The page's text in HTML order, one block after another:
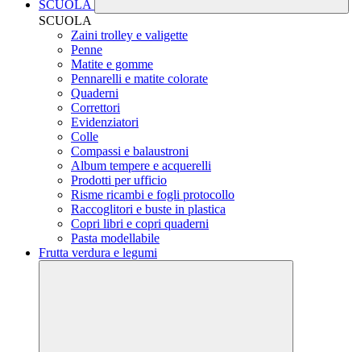
SCUOLA
SCUOLA
Zaini trolley e valigette
Penne
Matite e gomme
Pennarelli e matite colorate
Quaderni
Correttori
Evidenziatori
Colle
Compassi e balaustroni
Album tempere e acquerelli
Prodotti per ufficio
Risme ricambi e fogli protocollo
Raccoglitori e buste in plastica
Copri libri e copri quaderni
Pasta modellabile
Frutta verdura e legumi